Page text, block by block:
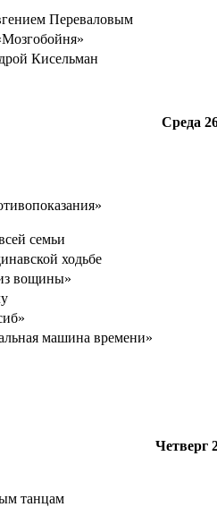
Переваловым
Кисельман
Среда
семьи
ходьбе
вощины»
машина времени»
Четверг
танцам